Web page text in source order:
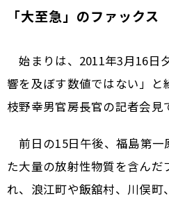
「大至急」のファックス
始まりは、2011年3月16日
響を及ぼす数値ではない」と
枝野幸男官房長官の記者会見
前日の15日午後、福島第一
た大量の放射性物質を含ん
れ、浪江町や飯舘村、川俣町